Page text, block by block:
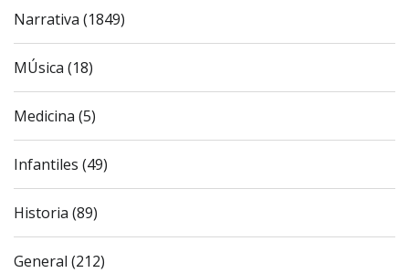
Narrativa (1849)
MÚsica (18)
Medicina (5)
Infantiles (49)
Historia (89)
General (212)